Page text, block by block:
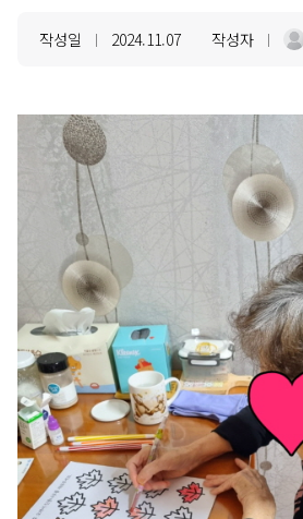
작성일 | 2024.11.07 작성자 |